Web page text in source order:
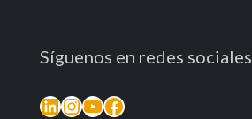
Síguenos en redes sociales
LinkedIn
Instagram
YouTube
Facebook